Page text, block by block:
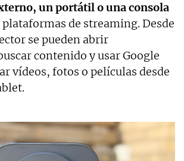
un portátil o una consola
plataformas de streaming. Desde
se pueden abrir
contenido y usar Google
vídeos, fotos o películas desde